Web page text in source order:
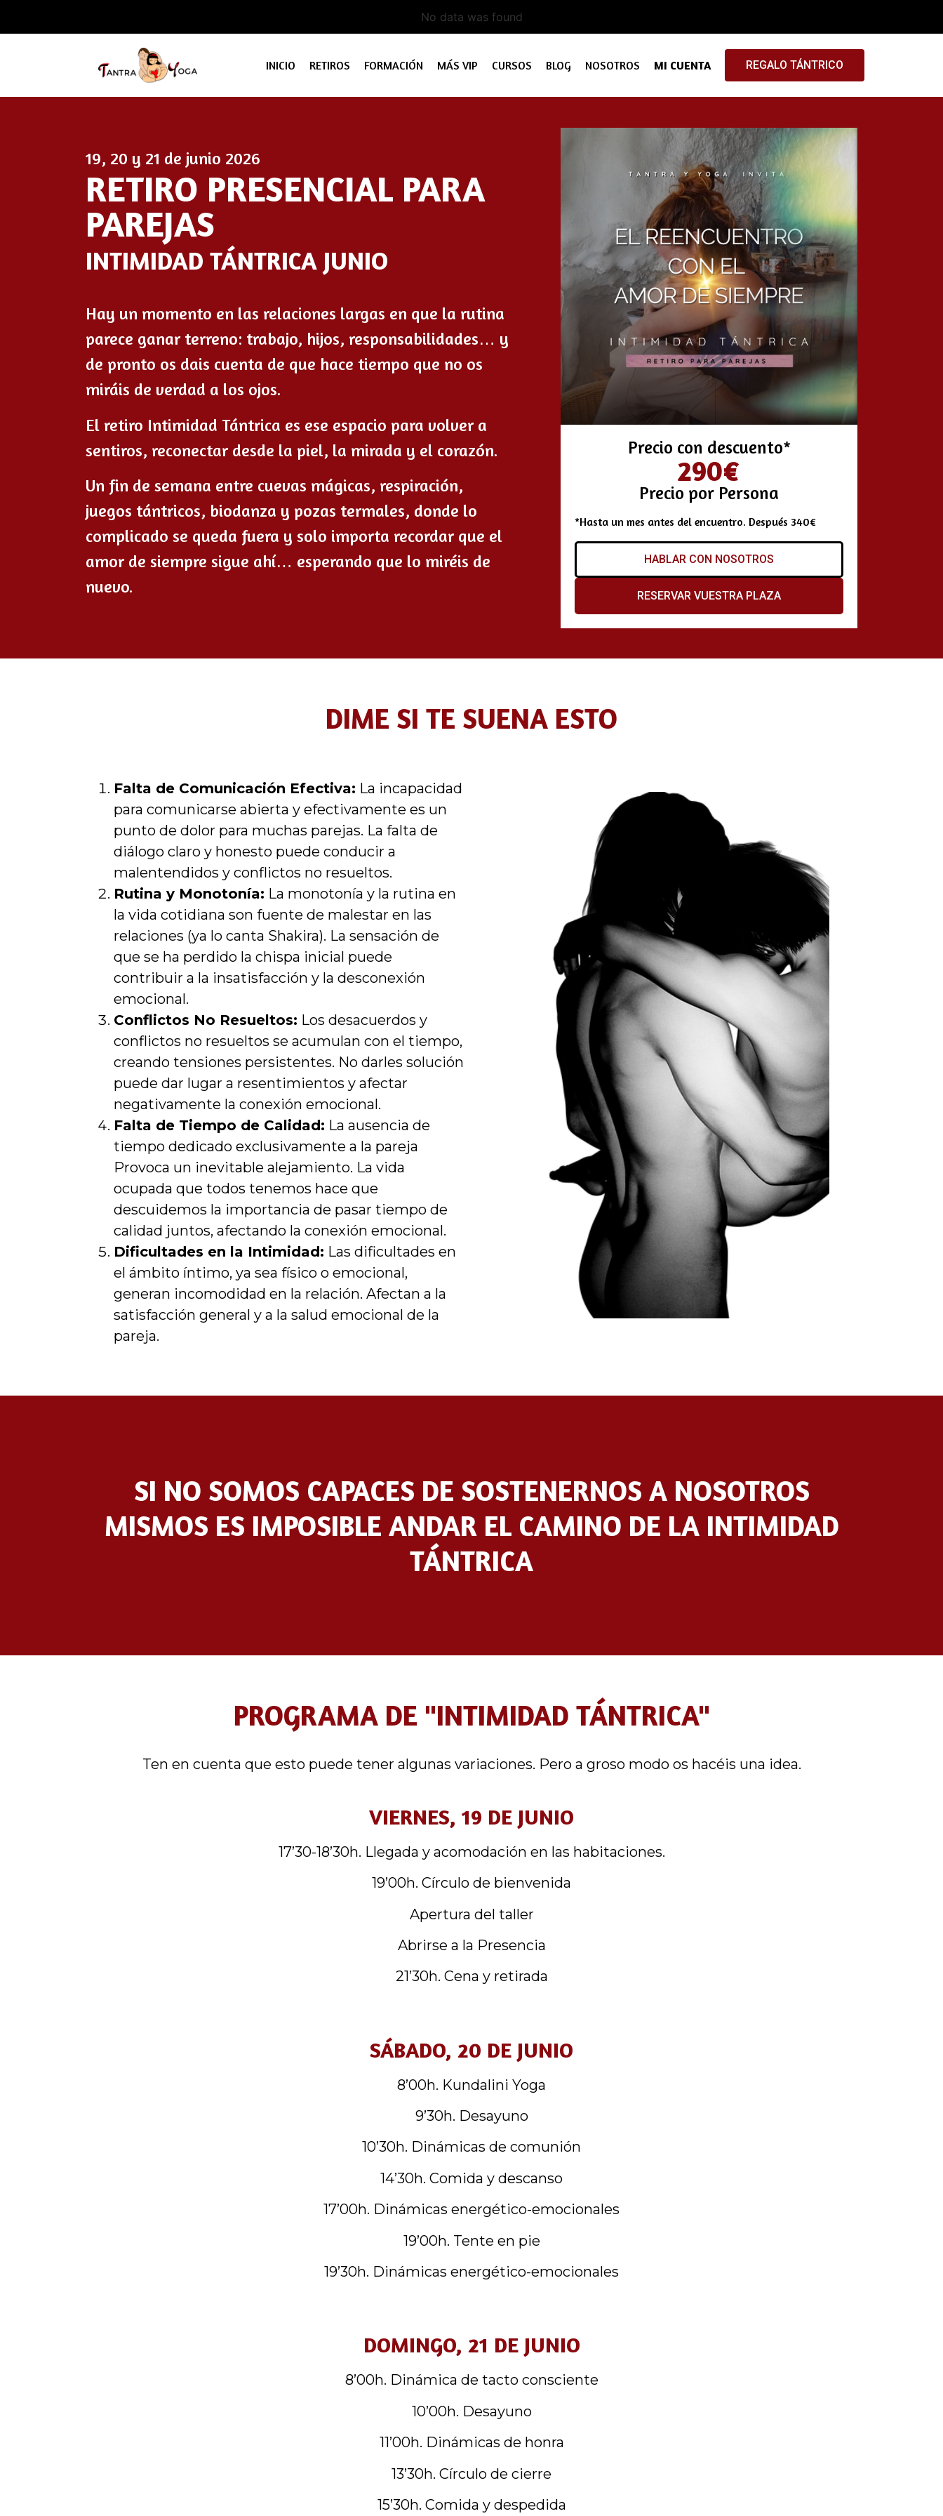
No data was found
INICIO RETIROS FORMACIÓN MÁS VIP CURSOS BLOG NOSOTROS MI CUENTA REGALO TÁNTRICO
19, 20 y 21 de junio 2026
RETIRO PRESENCIAL PARA
PAREJAS
INTIMIDAD TÁNTRICA JUNIO
Hay un momento en las relaciones largas en que la rutina
parece ganar terreno: trabajo, hijos, responsabilidades… y
de pronto os dais cuenta de que hace tiempo que no os
miráis de verdad a los ojos.
El retiro Intimidad Tántrica es ese espacio para volver a
sentiros, reconectar desde la piel, la mirada y el corazón.
Un fin de semana entre cuevas mágicas, respiración,
juegos tántricos, biodanza y pozas termales, donde lo
complicado se queda fuera y solo importa recordar que el
amor de siempre sigue ahí… esperando que lo miréis de
nuevo.
Precio con descuento*
290€
Precio por Persona
*Hasta un mes antes del encuentro. Después 340€
HABLAR CON NOSOTROS
RESERVAR VUESTRA PLAZA
DIME SI TE SUENA ESTO
Falta de Comunicación Efectiva: La incapacidad
para comunicarse abierta y efectivamente es un
punto de dolor para muchas parejas. La falta de
diálogo claro y honesto puede conducir a
malentendidos y conflictos no resueltos.
Rutina y Monotonía: La monotonía y la rutina en
la vida cotidiana son fuente de malestar en las
relaciones (ya lo canta Shakira). La sensación de
que se ha perdido la chispa inicial puede
contribuir a la insatisfacción y la desconexión
emocional.
Conflictos No Resueltos: Los desacuerdos y
conflictos no resueltos se acumulan con el tiempo,
creando tensiones persistentes. No darles solución
puede dar lugar a resentimientos y afectar
negativamente la conexión emocional.
Falta de Tiempo de Calidad: La ausencia de
tiempo dedicado exclusivamente a la pareja
Provoca un inevitable alejamiento. La vida
ocupada que todos tenemos hace que
descuidemos la importancia de pasar tiempo de
calidad juntos, afectando la conexión emocional.
Dificultades en la Intimidad: Las dificultades en
el ámbito íntimo, ya sea físico o emocional,
generan incomodidad en la relación. Afectan a la
satisfacción general y a la salud emocional de la
pareja.
SI NO SOMOS CAPACES DE SOSTENERNOS A NOSOTROS
MISMOS ES IMPOSIBLE ANDAR EL CAMINO DE LA INTIMIDAD
TÁNTRICA
PROGRAMA DE "INTIMIDAD TÁNTRICA"
Ten en cuenta que esto puede tener algunas variaciones. Pero a groso modo os hacéis una idea.
VIERNES, 19 DE JUNIO
17’30-18’30h. Llegada y acomodación en las habitaciones.
19’00h. Círculo de bienvenida
Apertura del taller
Abrirse a la Presencia
21’30h. Cena y retirada
SÁBADO, 20 DE JUNIO
8’00h. Kundalini Yoga
9’30h. Desayuno
10’30h. Dinámicas de comunión
14’30h. Comida y descanso
17’00h. Dinámicas energético-emocionales
19’00h. Tente en pie
19’30h. Dinámicas energético-emocionales
DOMINGO, 21 DE JUNIO
8’00h. Dinámica de tacto consciente
10’00h. Desayuno
11’00h. Dinámicas de honra
13’30h. Círculo de cierre
15’30h. Comida y despedida